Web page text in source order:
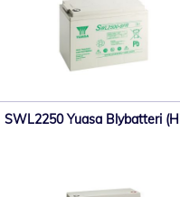
SWL2250 Yuasa Blybatteri